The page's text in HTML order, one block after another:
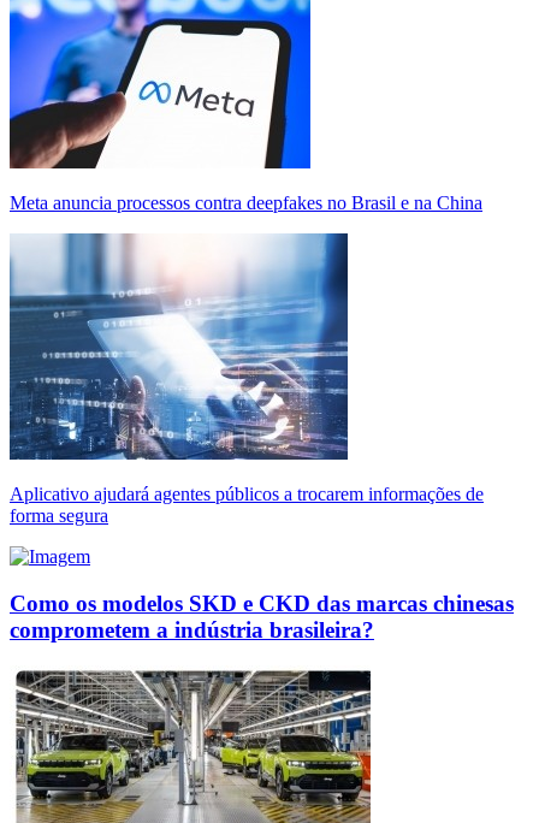
Meta anuncia processos contra deepfakes no Brasil e na China
Aplicativo ajudará agentes públicos a trocarem informações de
forma segura
Como os modelos SKD e CKD das marcas chinesas
comprometem a indústria brasileira?